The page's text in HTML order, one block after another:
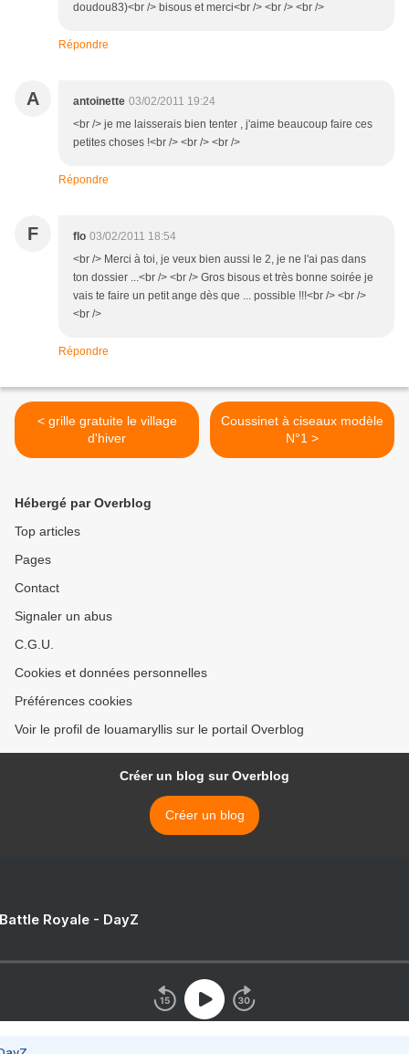
doudou83)<br /> bisous et merci<br /> <br /> <br />
Répondre
A antoinette 03/02/2011 19:24
<br /> je me laisserais bien tenter , j'aime beaucoup faire ces
petites choses !<br /> <br /> <br />
Répondre
F flo 03/02/2011 18:54
<br /> Merci à toi, je veux bien aussi le 2, je ne l'ai pas dans
ton dossier ...<br /> <br /> Gros bisous et très bonne soirée je
vais te faire un petit ange dès que ... possible !!!<br /> <br />
<br />
Répondre
< grille gratuite le village
d'hiver
Coussinet à ciseaux modèle
N°1 >
Hébergé par Overblog
Top articles
Pages
Contact
Signaler un abus
C.G.U.
Cookies et données personnelles
Préférences cookies
Voir le profil de louamaryllis sur le portail Overblog
Créer un blog sur Overblog
Créer un blog
Royale - DayZ